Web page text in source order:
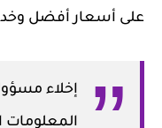
على أسعار أفضل
إخلاء
المعلومات